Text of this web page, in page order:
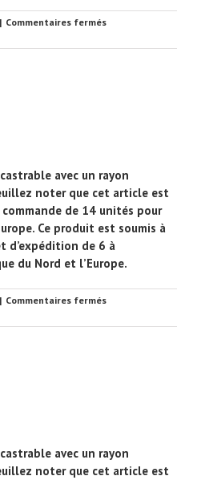
| Commentaires ferméssur
Vasque
avec un rayon
noter que cet article est
de 14 unités pour
Ce produit est soumis à
d’expédition de 6 à
du Nord et l’Europe.
| Commentaires ferméssur
Vasque
avec un rayon
noter que cet article est